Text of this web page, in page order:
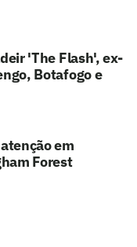
'The Flash', ex-
Botafogo e
em
Forest